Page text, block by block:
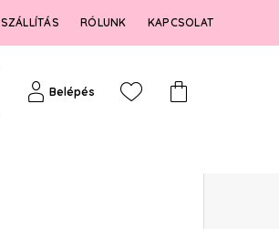
SZÁLLÍTÁS RÓLUNK KAPCSOLAT
Belépés